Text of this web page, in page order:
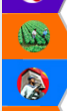
hiện nhiệm vụ quản lý
hàng tuần
Tháo gỡ những vướng
công tác cải cách thủ
tại Trung tâm Phục vụ
công tỉnh
Đắk Lắk: Tôn vinh 46
thi Sáng tạo Kỹ thuật
Đắk Lắk rà soát, điều
về phát triển nuôi trồng